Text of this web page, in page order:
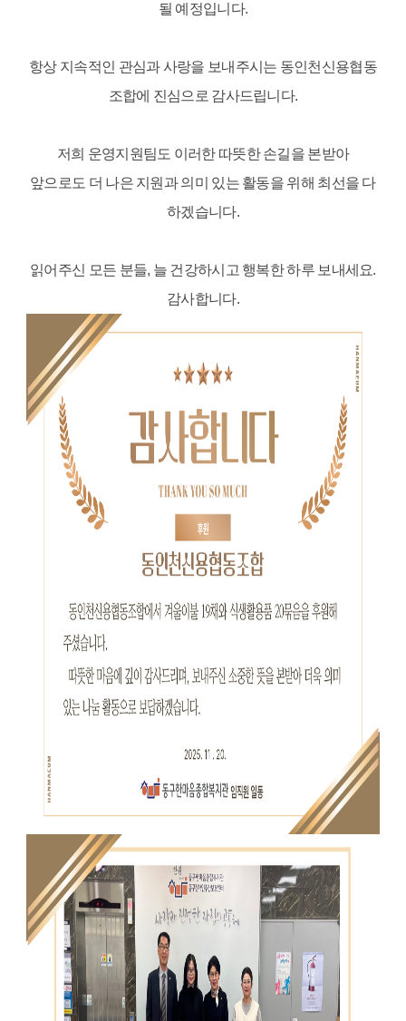
될 예정입니다.
항상 지속적인 관심과 사랑을 보내주시는 동인천신용협동
조합에 진심으로 감사드립니다.
저희 운영지원팀도 이러한 따뜻한 손길을 본받아
앞으로도 더 나은 지원과 의미 있는 활동을 위해 최선을 다
하겠습니다.
읽어주신 모든 분들, 늘 건강하시고 행복한 하루 보내세요.
감사합니다.